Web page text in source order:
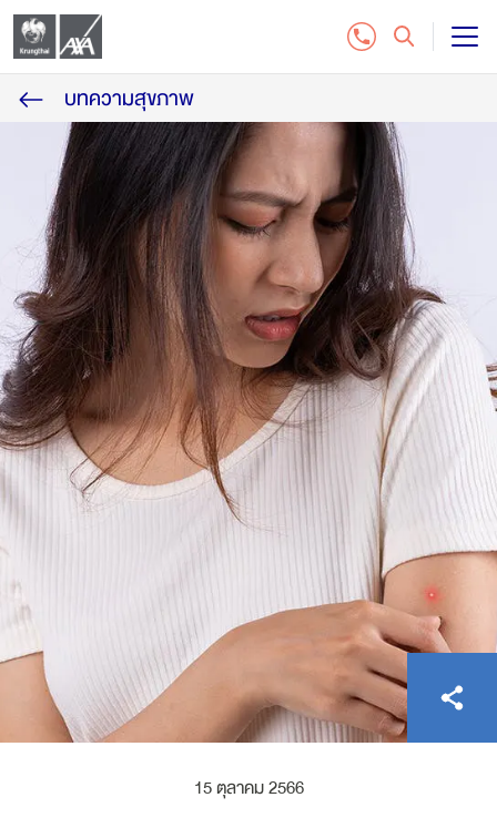
แบบประกันชีวิต
บริการลูกค้า
ติดต่อเรา
สำหรับฝ่ายจัดจำหน่าย
ซื้อประกันออนไลน์
โทร. 1159
ไทย EN
บทความสุขภาพ
15 ตุลาคม 2566